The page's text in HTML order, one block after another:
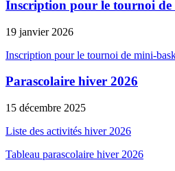
Inscription pour le tournoi de
19 janvier 2026
Inscription pour le tournoi de mini-
Parascolaire hiver 2026
15 décembre 2025
Liste des activités hiver 2026
Tableau parascolaire hiver 2026